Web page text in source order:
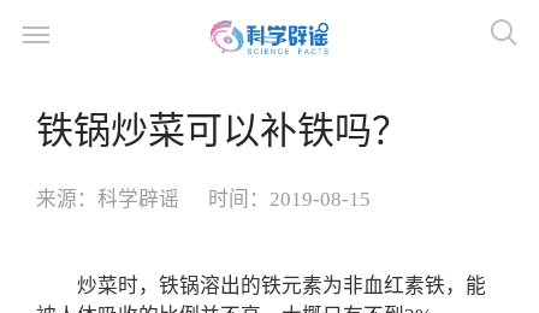
铁锅炒菜可以补铁吗？
来源： 科学辟谣 时间： 2019-08-15
炒菜时，铁锅溶出的铁元素为非血红素铁，能